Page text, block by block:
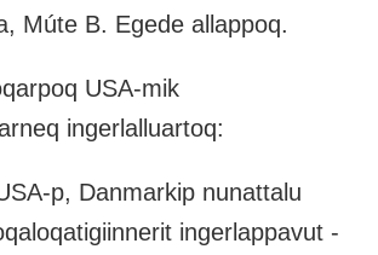
Múte B. Egede allappoq.
USA-mik
ingerlalluartoq:
p, Danmarkip nunattalu
ingerlappavut -